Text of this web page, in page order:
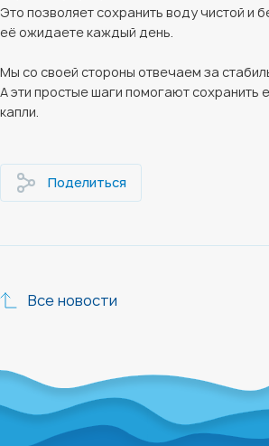
Это позволяет сохранить воду чистой и
её ожидаете каждый день.
Мы со своей стороны отвечаем за
А эти простые шаги помогают сохранить
капли.
Поделиться
Все новости